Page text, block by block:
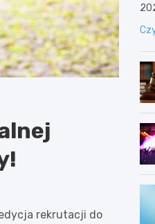
rekrutacji do